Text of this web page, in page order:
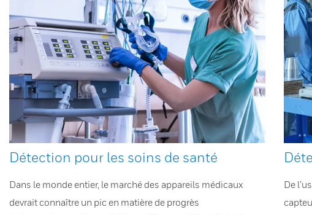
Détection pour les soins de santé
Dans le monde entier, le marché des appareils médicaux
devrait connaître un pic en matière de progrès
De